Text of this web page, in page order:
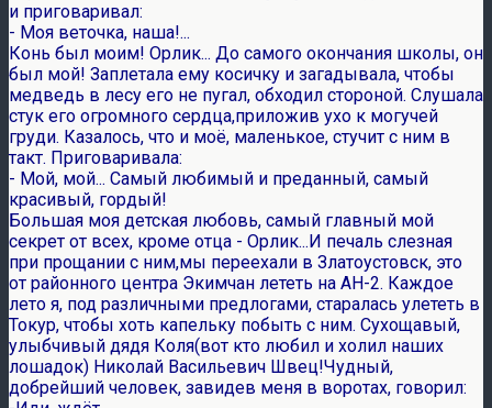
и приговаривал:
- Моя веточка, наша!...
Конь был моим! Орлик... До самого окончания школы, он
был мой! Заплетала ему косичку и загадывала, чтобы
медведь в лесу его не пугал, обходил стороной. Слушала
стук его огромного сердца,приложив ухо к могучей
груди. Казалось, что и моё, маленькое, стучит с ним в
такт. Приговаривала:
- Мой, мой... Самый любимый и преданный, самый
красивый, гордый!
Большая моя детская любовь, самый главный мой
секрет от всех, кроме отца - Орлик...И печаль слезная
при прощании с ним,мы переехали в Златоустовск, это
от районного центра Экимчан лететь на АН-2. Каждое
лето я, под различными предлогами, старалась улететь в
Токур, чтобы хоть капельку побыть с ним. Сухощавый,
улыбчивый дядя Коля(вот кто любил и холил наших
лошадок) Николай Васильевич Швец!Чудный,
добрейший человек, завидев меня в воротах, говорил: